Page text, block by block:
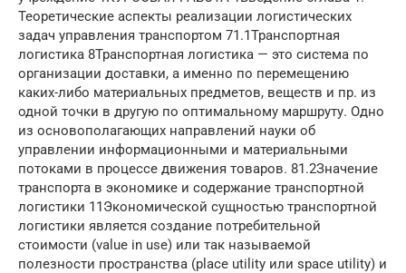
Теоретические аспекты реализации логистических
задач управления транспортом 71.1Транспортная
логистика 8Транспортная логистика — это система по
организации доставки, а именно по перемещению
каких-либо материальных предметов, веществ и пр. из
одной точки в другую по оптимальному маршруту. Одно
из основополагающих направлений науки об
управлении информационными и материальными
потоками в процессе движения товаров. 81.2Значение
транспорта в экономике и содержание транспортной
логистики 11Экономической сущностью транспортной
логистики является создание потребительной
стоимости (value in use) или так называемой
полезности пространства (place utility или space utility) и